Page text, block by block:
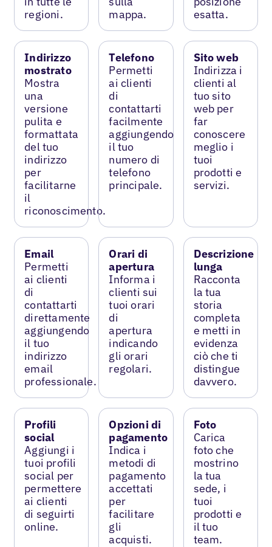
regioni.
mappa.
esatta.
Indirizzo
mostrato
Mostra
una
versione
pulita e
formattata
del tuo
indirizzo
per
facilitarne
il
riconoscimento.
Telefono
Permetti
ai clienti
di
contattarti
facilmente
aggiungendo
il tuo
numero di
telefono
principale.
Sito web
Indirizza i
clienti al
tuo sito
web per
far
conoscere
meglio i
tuoi
prodotti e
servizi.
Email
Permetti
ai clienti
di
contattarti
direttamente
aggiungendo
il tuo
indirizzo
email
professionale.
Orari di
apertura
Informa i
clienti sui
tuoi orari
di
apertura
indicando
gli orari
regolari.
Descrizione
lunga
Racconta
la tua
storia
completa
e metti in
evidenza
ciò che ti
distingue
davvero.
Profili
social
Aggiungi i
tuoi profili
social per
permettere
ai clienti
di seguirti
online.
Opzioni di
pagamento
Indica i
metodi di
pagamento
accettati
per
facilitare
gli
acquisti.
Foto
Carica
foto che
mostrino
la tua
sede, i
tuoi
prodotti e
il tuo
team.